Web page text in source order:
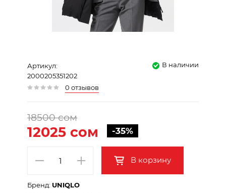
Артикул:
2000205351202
В наличии
0 отзывов
18500 сом
12025 сом -35%
В корзину
Бренд: UNIQLO